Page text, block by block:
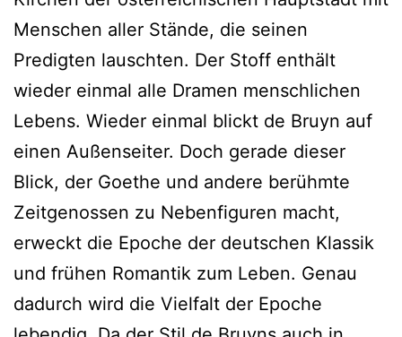
Menschen aller Stände, die seinen
Predigten lauschten. Der Stoff enthält
wieder einmal alle Dramen menschlichen
Lebens. Wieder einmal blickt de Bruyn auf
einen Außenseiter. Doch gerade dieser
Blick, der Goethe und andere berühmte
Zeitgenossen zu Nebenfiguren macht,
erweckt die Epoche der deutschen Klassik
und frühen Romantik zum Leben. Genau
dadurch wird die Vielfalt der Epoche